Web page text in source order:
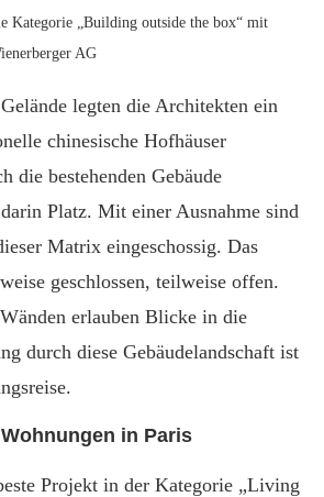
Kategorie „Building outside the box“ mit
AG
legten die Architekten ein
chinesische Hofhäuser
die bestehenden Gebäude
Platz. Mit einer Ausnahme sind
Matrix eingeschossig. Das
geschlossen, teilweise offen.
erlauben Blicke in die
durch diese Gebäudelandschaft ist
in Paris
Projekt in der Kategorie „Living